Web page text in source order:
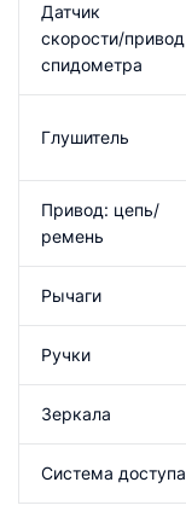
Датчик
скорости/привод
спидометра
Глушитель
Привод: цепь/
ремень
Рычаги
Ручки
Зеркала
Система доступа